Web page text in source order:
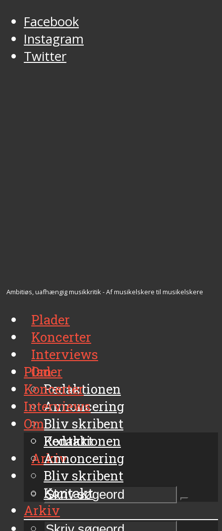
Facebook
Instagram
Twitter
Ambitiøs, uafhængig musikkritik - Af musikelskere til musikelskere
Plader
Koncerter
Interviews
Om
Redaktionen
Annoncering
Bliv skribent
Kontakt
Arkiv
Plader
Koncerter
Interviews
Om
Redaktionen
Annoncering
Bliv skribent
Kontakt
Arkiv